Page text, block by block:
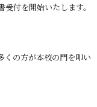
付を開始いたします。
くの方が本校の門を叩い